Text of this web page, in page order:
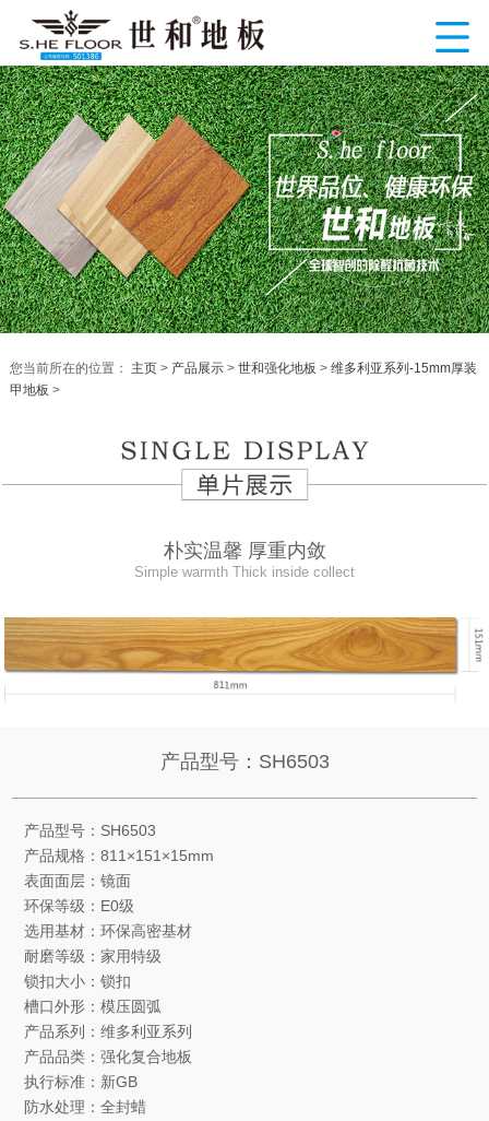
您当前所在的位置： 主页> 产品展示> 世和强化地板 > 维多利亚系列-15mm厚装
甲地板 >
朴实温馨 厚重内敛
Simple warmth Thick inside collect
产品型号：SH6503
产品型号：SH6503
产品规格：811×151×15mm
表面面层：镜面
环保等级：E0级
选用基材：环保高密基材
耐磨等级：家用特级
锁扣大小：锁扣
槽口外形：模压圆弧
产品系列：维多利亚系列
产品品类：强化复合地板
执行标准：新GB
防水处理：全封蜡